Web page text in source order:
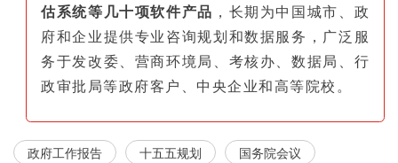
估系统等几十项软件产品 ，长期为中国城市、政
府和企业提供专业咨询规划和数据服务，广泛服
务于发改委、营商环境局、考核办、数据局、行
政审批局等政府客户、中央企业和高等院校。
政府工作报告 十五五规划 国务院会议